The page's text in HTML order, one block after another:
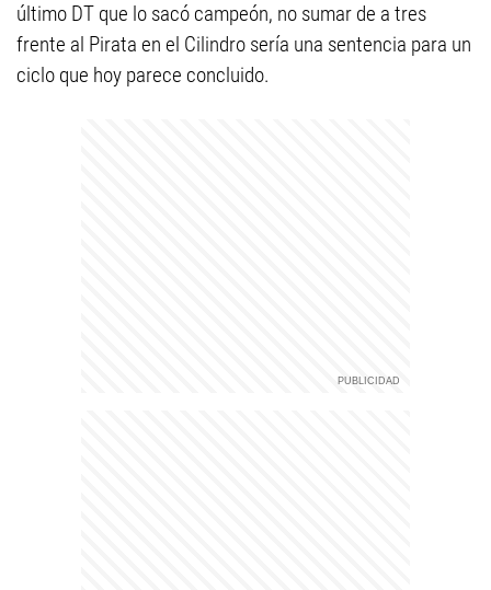
último DT que lo sacó campeón, no sumar de a tres
frente al Pirata en el Cilindro sería una sentencia para un
ciclo que hoy parece concluido.